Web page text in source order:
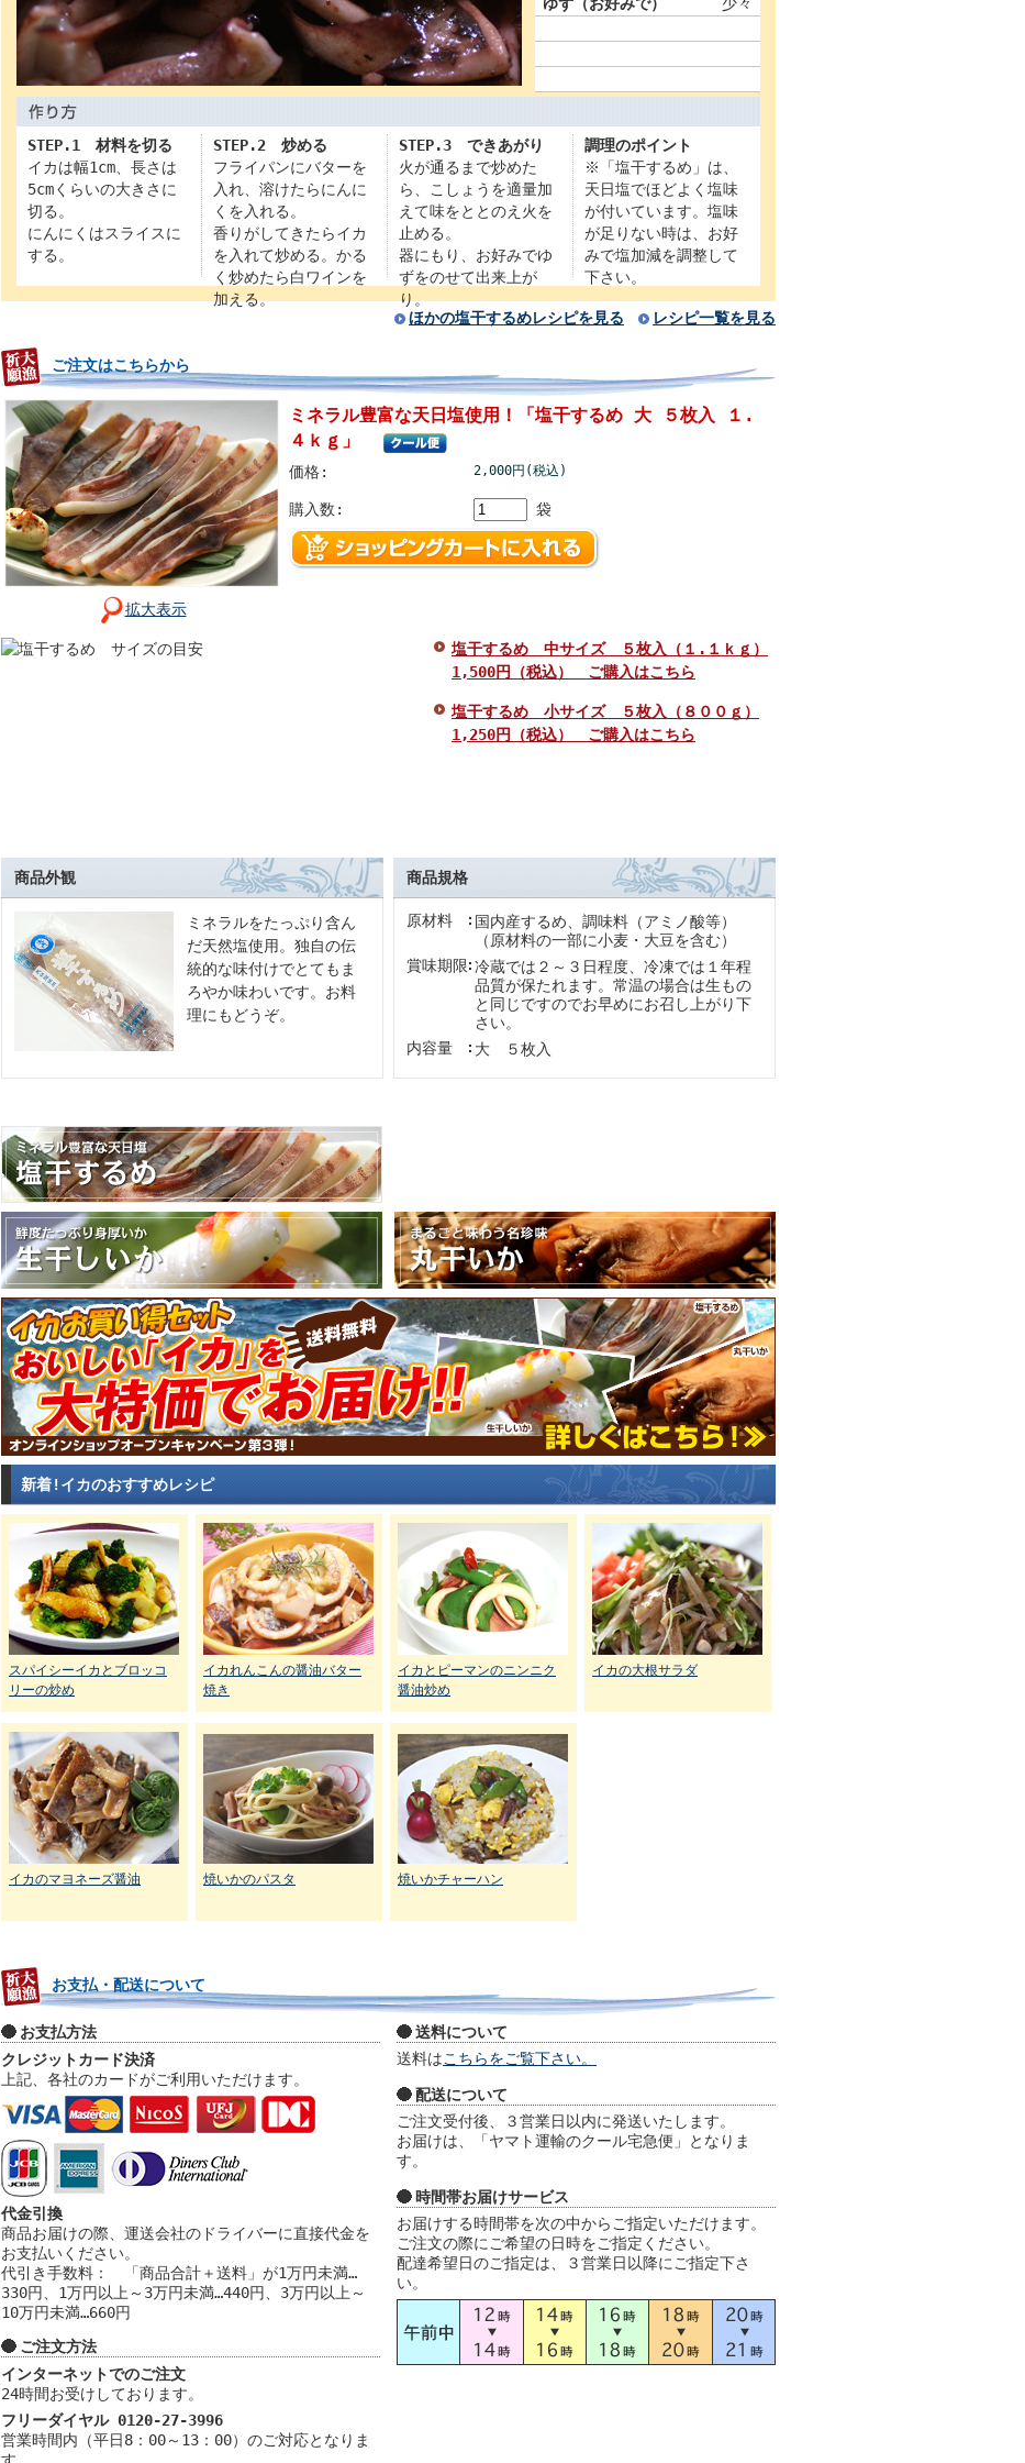
STEP.1 材料を切る
イカは幅1cm、長さは
5cmくらいの大きさに
切る。
にんにくはスライスに
する。
STEP.2 炒める
フライパンにバターを
入れ、溶けたらにんに
くを入れる。
香りがしてきたらイカ
を入れて炒める。かる
く炒めたら白ワインを
加える。
STEP.3 できあがり
火が通るまで炒めた
ら、こしょうを適量加
えて味をととのえ火を
止める。
器にもり、お好みでゆ
ずをのせて出来上が
り。
調理のポイント
※「塩干するめ」は、
天日塩でほどよく塩味
が付いています。塩味
が足りない時は、お好
みで塩加減を調整して
下さい。
レシピ一覧を見る
ほかの塩干するめレシピを見る
ご注文はこちらから
拡大表示
ミネラル豊富な天日塩使用！「塩干するめ 大 ５枚入 １.
４ｋｇ」
価格: 2,000円 (税込)
購入数: 袋
塩干するめ 中サイズ ５枚入（１.１ｋｇ）
1,500円（税込） ご購入はこちら
塩干するめ 小サイズ ５枚入（８００ｇ）
1,250円（税込） ご購入はこちら
商品外観
ミネラルをたっぷり含ん
だ天然塩使用。独自の伝
統的な味付けでとてもま
ろやか味わいです。お料
理にもどうぞ。
商品規格
原材料
国内産するめ、調味料（アミノ酸等）
（原材料の一部に小麦・大豆を含む）
賞味期限 冷蔵では２～３日程度、冷凍では１年程
品質が保たれます。常温の場合は生もの
と同じですのでお早めにお召し上がり下
さい。
内容量
大 ５枚入
新着!イカのおすすめレシピ
スパイシーイカとブロッコ
リーの炒め
イカれんこんの醤油バター
焼き
イカとピーマンのニンニク
醤油炒め
イカの大根サラダ
イカのマヨネーズ醤油 焼いかのパスタ 焼いかチャーハン
お支払・配送について
お支払方法
クレジットカード決済
上記、各社のカードがご利用いただけます。
代金引換
商品お届けの際、運送会社のドライバーに直接代金を
お支払いください。
代引き手数料： 「商品合計＋送料」が1万円未満…
330円、1万円以上～3万円未満…440円、3万円以上～
10万円未満…660円
ご注文方法
インターネットでのご注文
24時間お受けしております。
フリーダイヤル 0120-27-3996
営業時間内（平日8：00～13：00）のご対応となりま
送料について
送料はこちらをご覧下さい。
配送について
ご注文受付後、３営業日以内に発送いたします。
お届けは、「ヤマト運輸のクール宅急便」となりま
す。
時間帯お届けサービス
お届けする時間帯を次の中からご指定いただけます。
ご注文の際にご希望の日時をご指定ください。
配達希望日のご指定は、３営業日以降にご指定下さ
い。